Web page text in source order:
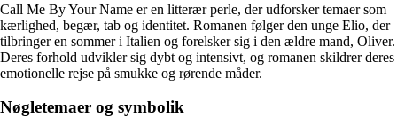
Call Me By Your Name er en litterær perle, der udforsker temaer som
kærlighed, begær, tab og identitet. Romanen følger den unge Elio, der
tilbringer en sommer i Italien og forelsker sig i den ældre mand, Oliver.
Deres forhold udvikler sig dybt og intensivt, og romanen skildrer deres
emotionelle rejse på smukke og rørende måder.
Nøgletemaer og symbolik